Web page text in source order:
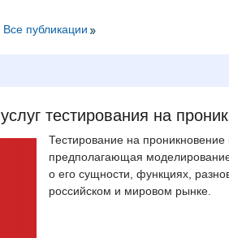
Все публикации
тестирования на
Тестирование на
предполагающая
о его сущности, функциях,
российском и мировом рынке.